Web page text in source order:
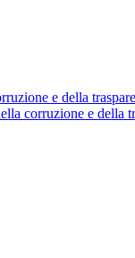
e della
corruzione e della